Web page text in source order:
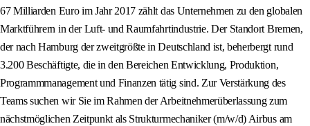
67 Milliarden Euro im Jahr 2017 zählt das Unternehmen zu den globalen
Marktführern in der Luft- und Raumfahrtindustrie. Der Standort Bremen,
der nach Hamburg der zweitgrößte in Deutschland ist, beherbergt rund
3.200 Beschäftigte, die in den Bereichen Entwicklung, Produktion,
Programmmanagement und Finanzen tätig sind. Zur Verstärkung des
Teams suchen wir Sie im Rahmen der Arbeitnehmerüberlassung zum
nächstmöglichen Zeitpunkt als Strukturmechaniker (m/w/d) Airbus am